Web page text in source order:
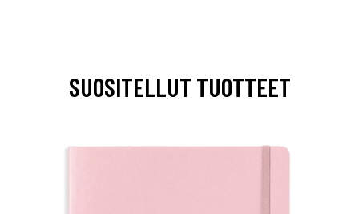
SUOSITELLUT TUOTTEET